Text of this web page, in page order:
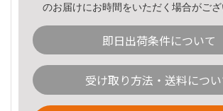
のお届けにお時間をいただく場合がござ
即日出荷条件について
受け取り方法・送料につ